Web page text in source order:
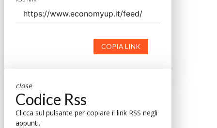
COPIA LINK
close
Codice Rss
Clicca sul pulsante per copiare il link RSS negli
appunti.